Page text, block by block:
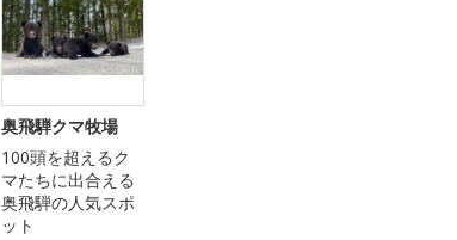
奥飛騨クマ牧場
100頭を超えるク
マたちに出合える
奥飛騨の人気スポ
ット